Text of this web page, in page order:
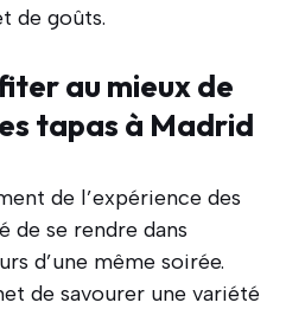
de goûts.
au mieux de
tapas à Madrid
de l’expérience des
de se rendre dans
d’une même soirée.
de savourer une variété